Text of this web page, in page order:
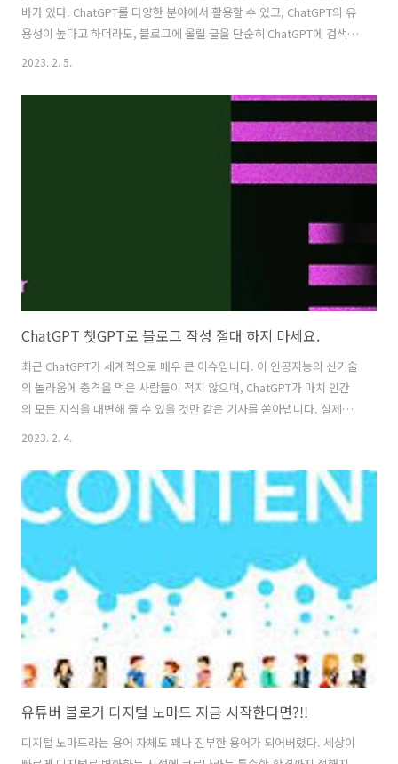
바가 있다. ChatGPT를 다양한 분야에서 활용할 수 있고, ChatGPT의 유
용성이 높다고 하더라도, 블로그에 올릴 글을 단순히 ChatGPT에 검색된
내용으로 붙여넣기 하는 것은 굉장히 위험한 일이 될 것이라고 경고하고
이크로소프트이고 그의 최대 경쟁상대인 구글과의 대결 구도로 많은 사
람들이 문제의 원인을 파악하고 있지만, 사실상 경쟁관계의 차원 문제가
아니다. ChatGPT의 인공지능 기술은 수많은 구글의 서비스를 무용지물
로 만들어 버린다. 이미 구글은 많은 분야에서 인공지능 사업부를 이용하
고 있지만, ChatGPT의 점유율이 높아지면 질 수록 구글의..
2023. 2. 5.
ChatGPT 챗GPT로 블로그 작성 절대 하지 마세요.
최근 ChatGPT가 세계적으로 매우 큰 이슈입니다. 이 인공지능의 신기술
의 놀라움에 충격을 먹은 사람들이 적지 않으며, ChatGPT가 마치 인간
의 모든 지식을 대변해 줄 수 있을 것만 같은 기사를 쏟아냅니다. 실제로
해외의 기사를 보면 ChatGPT로 논문을 썼더니 학회에서 가장 높은 평가
이용하여 숙제를 대신한다는 이야기도 있습니다. 물론, 앞날은 제가 그리
고 우리가 예상하지 못하는 방향으로 갈 수 있습니다. 그래서 ChatGPT
로 인해 우리 인간의 삶이 더 쉬워질지 아니면 더 고도화될지 모르는 이
고 생각합니다. 말하자면, 정보화시대 이전에는 자료의 공유..
2023. 2. 4.
유튜버 블로거 디지털 노마드 지금 시작한다면?!!
디지털 노마드라는 용어 자체도 꽤나 진부한 용어가 되어버렸다. 세상이